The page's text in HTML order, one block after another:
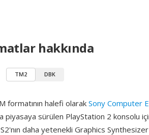
hakkında
TM2 DBK
formatının halefi olarak Sony Computer
piyasaya sürülen PlayStation 2 konsolu
daha yetenekli Graphics Synthesizer